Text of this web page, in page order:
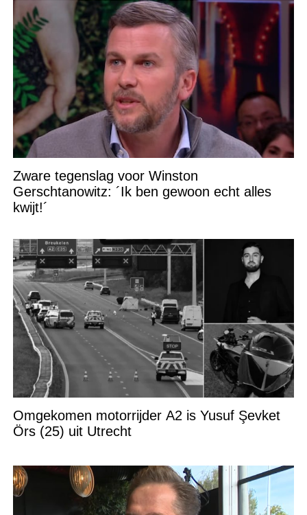
Zware tegenslag voor Winston
Gerschtanowitz: ´Ik ben gewoon echt alles
kwijt!´
Omgekomen motorrijder A2 is Yusuf Şevket
Örs (25) uit Utrecht